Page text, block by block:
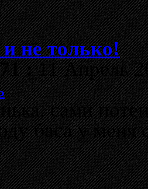
не только!
:11 Апрель
сами
баса у меня